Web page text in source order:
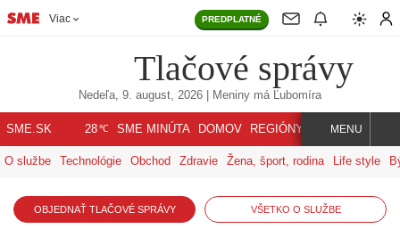
Viac PREDPLATNÉ
Tlačové správy
Nedeľa, 9. august, 2026 | Meniny má Ľubomíra
SME.SK 28℃ SME MINÚTA DOMOV REGIÓNY INDEX SVET
MENU
O službe Technológie Obchod Zdravie Žena, šport, rodina Life style
OBJEDNAŤ TLAČOVÉ SPRÁVY VŠETKO O SLUŽBE